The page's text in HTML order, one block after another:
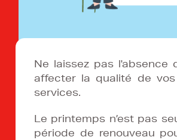
Ne laissez pas l'absence
affecter la qualité de
services.
Le printemps n’est pas
période de renouveau